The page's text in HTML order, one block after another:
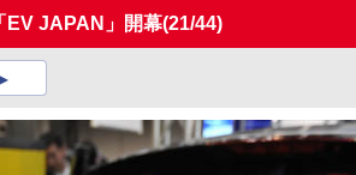
EV JAPAN」開幕(21/44)